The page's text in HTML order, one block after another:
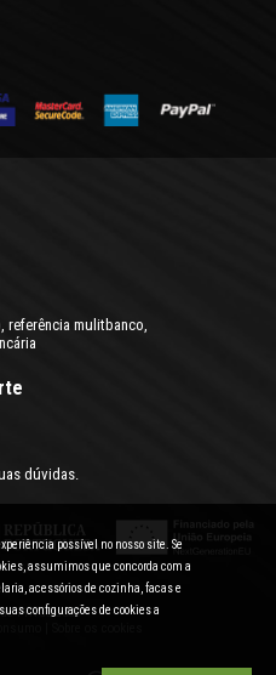
referência mulitbanco,
dúvidas.
Privacidade
possível no nosso site. Se
assumimos que concorda com a
acessórios de cozinha, facas e
configurações de cookies a